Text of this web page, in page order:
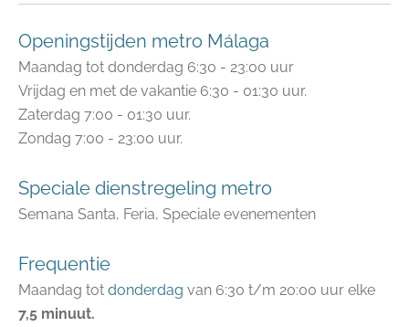
Openingstijden metro Málaga
Maandag tot donderdag 6:30 - 23:00 uur
Vrijdag en met de vakantie 6:30 - 01:30 uur.
Zaterdag 7:00 - 01:30 uur.
Zondag 7:00 - 23:00 uur.
Speciale dienstregeling metro
Semana Santa, Feria, Speciale evenementen
Frequentie
Maandag tot donderdag van 6:30 t/m 20:00 uur elke
7,5 minuut.